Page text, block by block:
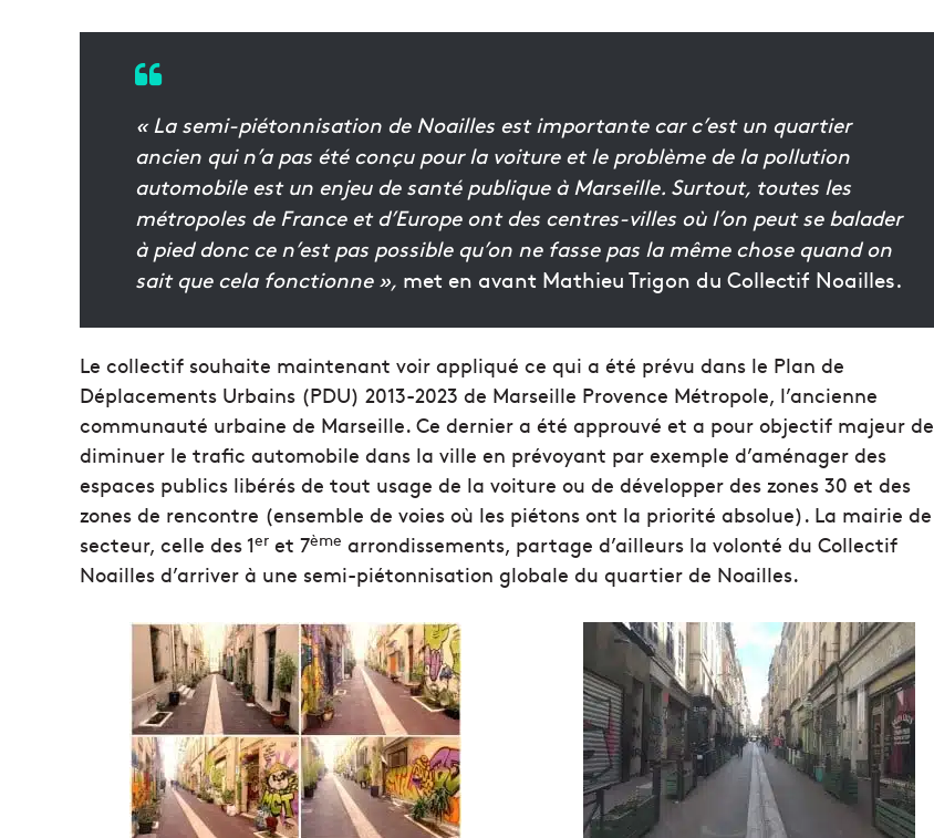
« La semi-piétonnisation de Noailles est importante car c’est un quartier
ancien qui n’a pas été conçu pour la voiture et le problème de la pollution
automobile est un enjeu de santé publique à Marseille. Surtout, toutes les
métropoles de France et d’Europe ont des centres-villes où l’on peut se balader
à pied donc ce n’est pas possible qu’on ne fasse pas la même chose quand on
sait que cela fonctionne », met en avant Mathieu Trigon du Collectif Noailles.
Le collectif souhaite maintenant voir appliqué ce qui a été prévu dans le Plan de
Déplacements Urbains (PDU) 2013-2023 de Marseille Provence Métropole, l’ancienne
communauté urbaine de Marseille. Ce dernier a été approuvé et a pour objectif majeur de
diminuer le trafic automobile dans la ville en prévoyant par exemple d’aménager des
espaces publics libérés de tout usage de la voiture ou de développer des zones 30 et des
zones de rencontre (ensemble de voies où les piétons ont la priorité absolue). La mairie de
secteur, celle des 1er et 7ème arrondissements, partage d’ailleurs la volonté du Collectif
Noailles d’arriver à une semi-piétonnisation globale du quartier de Noailles.